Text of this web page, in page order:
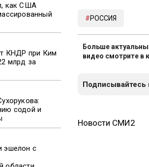
как США
КНДР при Ким
млрд за
содой и
эшелон с
РОССИЯ
Больше
видео смотрите в
Подписывайтесь
Новости СМИ2